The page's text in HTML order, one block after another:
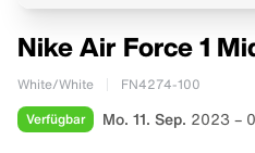
Nike Air Force 1
White/White FN4274-100
Verfügbar Mo. 11. Sep. 2023 –